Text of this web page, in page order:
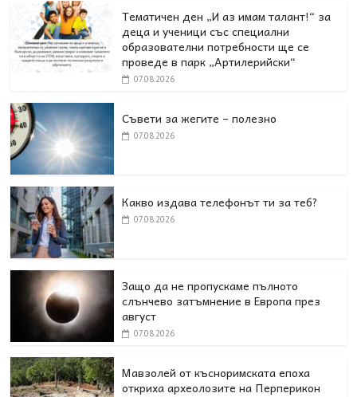
Тематичен ден „И аз имам талант!“ за
деца и ученици със специални
образователни потребности ще се
проведе в парк „Артилерийски“
07.08.2026
Съвети за жегите – полезно
07.08.2026
Какво издава телефонът ти за теб?
07.08.2026
Защо да не пропускаме пълното
слънчево затъмнение в Европа през
август
07.08.2026
Мавзолей от късноримската епоха
откриха археолозите на Перперикон